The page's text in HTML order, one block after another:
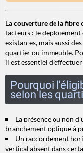
Lacouverture de la fibre
facteurs : le déploiement
existantes, mais aussi
quartier ou immeuble.
il est essentiel
Pourquoi
selon les
La présence ou non
branchement optique à
Un raccordement
vertical absent dans